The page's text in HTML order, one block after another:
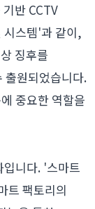
반 CCTV
시스템'과 같이,
징후를
출원되었습니다.
중요한 역할을
니다. '스마트
트 팩토리의